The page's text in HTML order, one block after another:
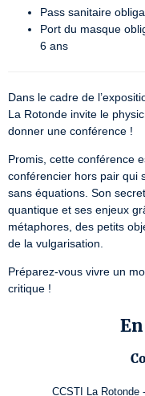
Pass sanitaire
Port du masque
6 ans
Dans le cadre de
La Rotonde invite le
donner une conférence !
Promis, cette conférence
conférencier hors pair qui
sans équations. Son
quantique et ses enjeux
métaphores, des petits
de la vulgarisation.
Préparez-vous vivre un
critique !
CCSTI La Rotonde